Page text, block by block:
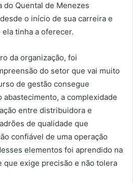
do Quental de Menezes
o início de sua carreira e
tinha a oferecer.
da organização, foi
do setor que vai muito
de gestão consegue
abastecimento, a complexidade
entre distribuidora e
de qualidade que
confiável de uma operação
elementos foi aprendido na
que exige precisão e não tolera